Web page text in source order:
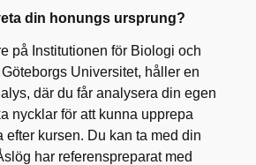
din honungs ursprung?
på Institutionen för Biologi och
Universitet, håller en
där du får analysera din egen
nycklar för att kunna upprepa
efter kursen. Du kan ta med din
har referenspreparat med